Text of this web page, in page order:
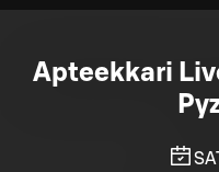
Apteekkari